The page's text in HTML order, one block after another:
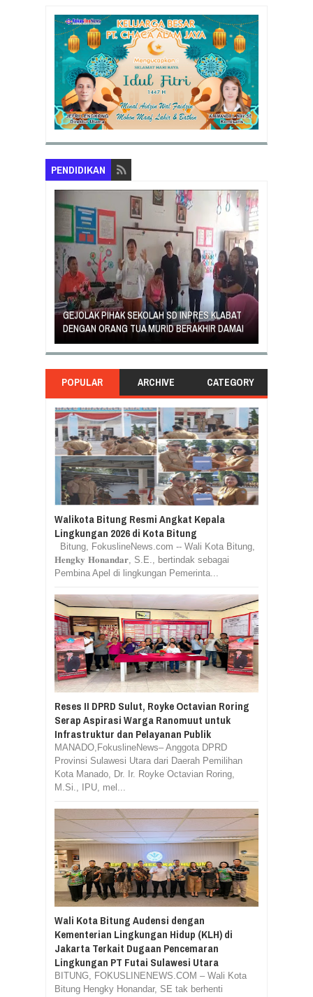
PENDIDIKAN
GEJOLAK PIHAK SEKOLAH SD INPRES KLABAT
DENGAN ORANG TUA MURID BERAKHIR DAMAI
POPULAR ARCHIVE CATEGORY
Walikota Bitung Resmi Angkat Kepala
Lingkungan 2026 di Kota Bitung
Bitung, FokuslineNews.com -- Wali Kota Bitung,
𝐇𝐞𝐧𝐠𝐤𝐲 𝐇𝐨𝐧𝐚𝐧𝐝𝐚𝐫, S.E., bertindak sebagai
Pembina Apel di lingkungan Pemerinta...
Reses II DPRD Sulut, Royke Octavian Roring
Serap Aspirasi Warga Ranomuut untuk
Infrastruktur dan Pelayanan Publik
MANADO,FokuslineNews– Anggota DPRD
Provinsi Sulawesi Utara dari Daerah Pemilihan
Kota Manado, Dr. Ir. Royke Octavian Roring,
M.Si., IPU, mel...
Wali Kota Bitung Audensi dengan
Kementerian Lingkungan Hidup (KLH) di
Jakarta Terkait Dugaan Pencemaran
Lingkungan PT Futai Sulawesi Utara
BITUNG, FOKUSLINENEWS.COM – Wali Kota
Bitung Hengky Honandar, SE tak berhenti